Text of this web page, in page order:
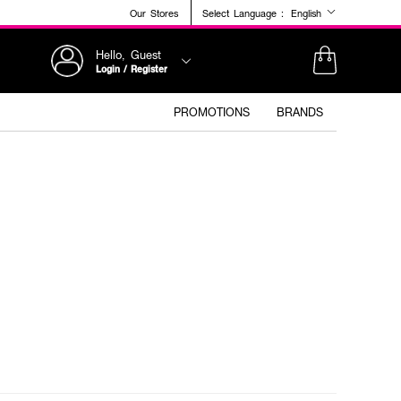
Our Stores Select Language : English
Hello, Guest
Login / Register
PROMOTIONS BRANDS